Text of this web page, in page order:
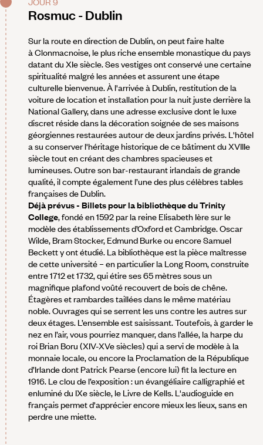
Rosmuc - Dublin
Sur la route en direction de Dublin, on peut faire halte
à Clonmacnoise, le plus riche ensemble monastique du pays
datant du XIe siècle. Ses vestiges ont conservé une certaine
spiritualité malgré les années et assurent une étape
culturelle bienvenue. À l'arrivée à Dublin, restitution de la
voiture de location et installation pour la nuit juste derrière la
National Gallery, dans une adresse exclusive dont le luxe
discret réside dans la décoration soignée de ses maisons
géorgiennes restaurées autour de deux jardins privés. L'hôtel
a su conserver l'héritage historique de ce bâtiment du XVIIIe
siècle tout en créant des chambres spacieuses et
lumineuses. Outre son bar-restaurant irlandais de grande
qualité, il compte également l’une des plus célèbres tables
françaises de Dublin.
Déjà prévus - Billets pour la bibliothèque du Trinity
College, fondé en 1592 par la reine Elisabeth Ière sur le
modèle des établissements d’Oxford et Cambridge. Oscar
Wilde, Bram Stocker, Edmund Burke ou encore Samuel
Beckett y ont étudié. La bibliothèque est la pièce maîtresse
de cette université – en particulier la Long Room, construite
entre 1712 et 1732, qui étire ses 65 mètres sous un
magnifique plafond voûté recouvert de bois de chêne.
Étagères et rambardes taillées dans le même matériau
noble. Ouvrages qui se serrent les uns contre les autres sur
deux étages. L’ensemble est saisissant. Toutefois, à garder le
nez en l’air, vous pourriez manquer, dans l’allée, la harpe du
roi Brian Boru (XIV-XVe siècles) qui a servi de modèle à la
monnaie locale, ou encore la Proclamation de la République
d’Irlande dont Patrick Pearse (encore lui) fit la lecture en
1916. Le clou de l’exposition : un évangéliaire calligraphié et
enluminé du IXe siècle, le Livre de Kells. L'audioguide en
français permet d'apprécier encore mieux les lieux, sans en
perdre une miette.